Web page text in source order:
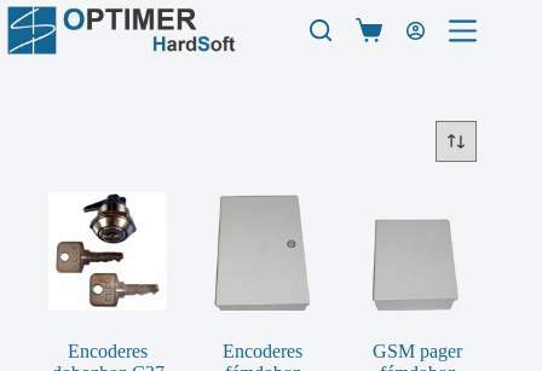
Skip
to
content
Shopping
Encoderes
Encoderes
GSM pager